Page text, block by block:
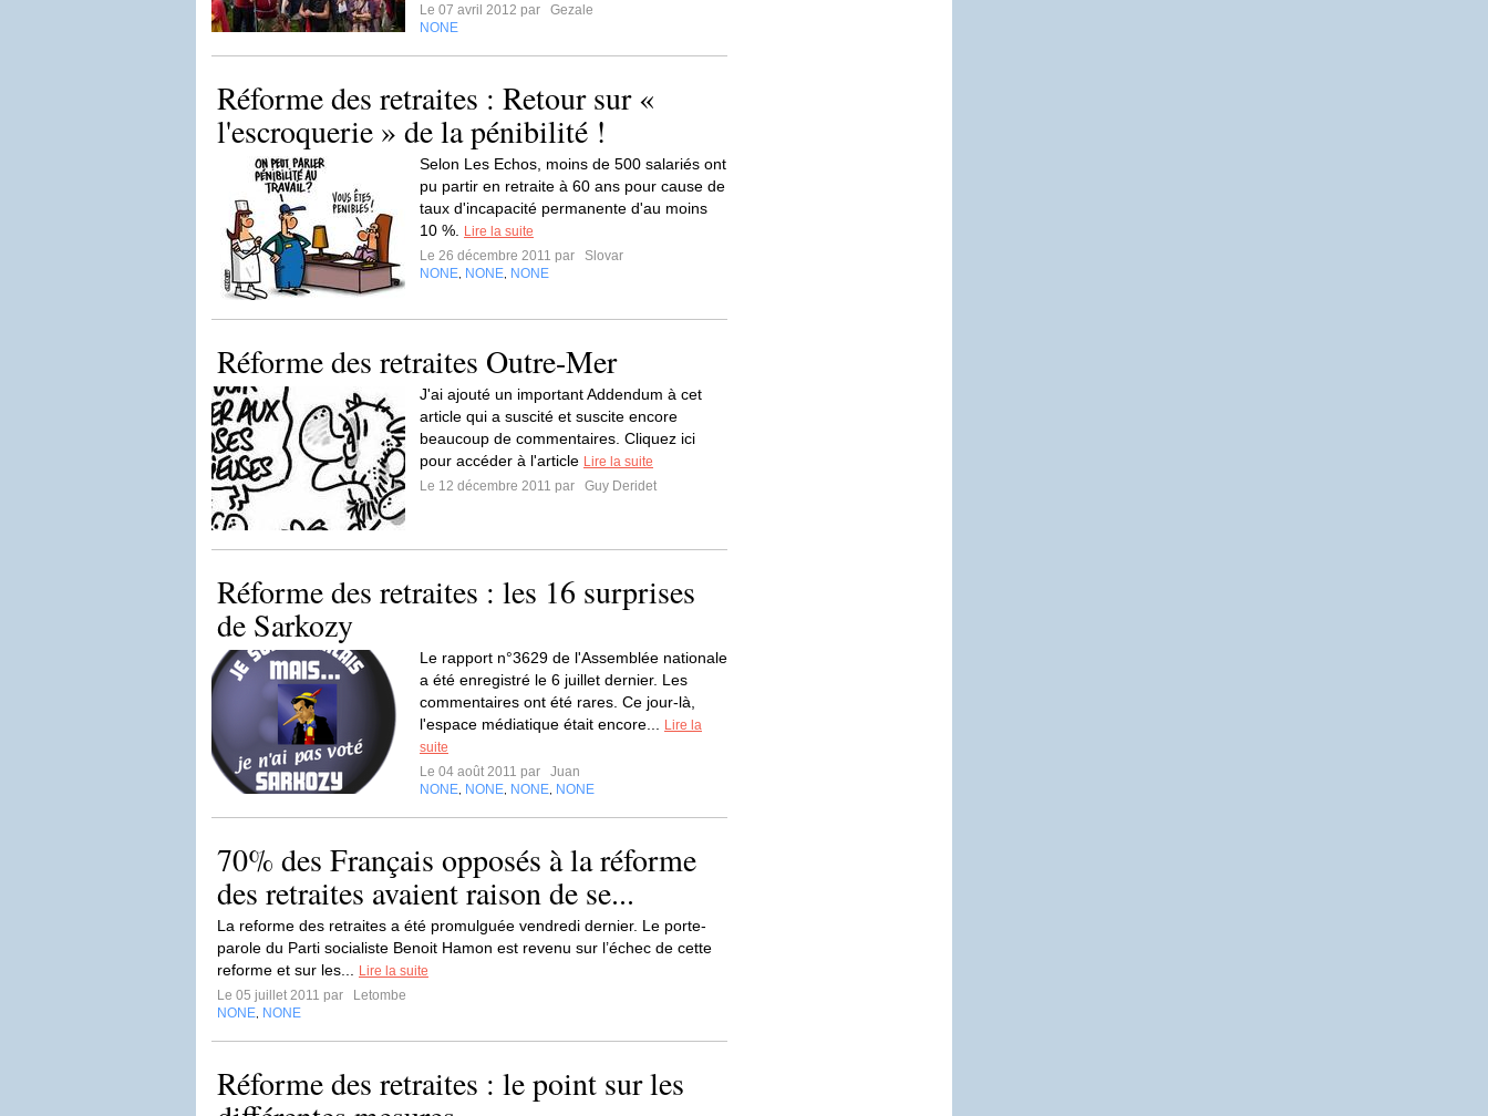
Le 07 avril 2012 par
Gezale
NONE
Réforme des retraites : Retour sur «
l'escroquerie » de la pénibilité !
Selon Les Echos, moins de 500 salariés ont
pu partir en retraite à 60 ans pour cause de
taux d'incapacité permanente d'au moins
10 %.
Lire la suite
Le 26 décembre 2011 par
Slovar
NONE NONE NONE
Réforme des retraites Outre-Mer
J'ai ajouté un important Addendum à cet
article qui a suscité et suscite encore
beaucoup de commentaires. Cliquez ici
pour accéder à l'article Lire la suite
Le 12 décembre 2011 par
Guy Deridet
Réforme des retraites : les 16 surprises
de Sarkozy
Le rapport n°3629 de l'Assemblée nationale
a été enregistré le 6 juillet dernier. Les
commentaires ont été rares. Ce jour-là,
l'espace médiatique était encore...
Lire la
suite
Le 04 août 2011 par
Juan
NONE NONE NONE NONE
70% des Français opposés à la réforme
des retraites avaient raison de se...
La reforme des retraites a été promulguée vendredi dernier. Le porte-
parole du Parti socialiste Benoit Hamon est revenu sur l’échec de cette
reforme et sur les...
Lire la suite
Le 05 juillet 2011 par
Letombe
NONE NONE
Réforme des retraites : le point sur les